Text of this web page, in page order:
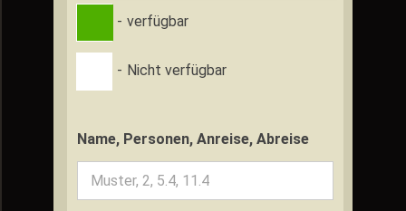
- verfügbar
- Nicht verfügbar
Name, Personen, Anreise, Abreise